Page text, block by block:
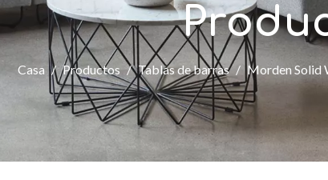
Casa / Productos / Tablas de barras / Morden Solid